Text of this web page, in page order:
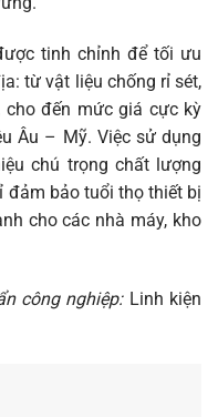
tinh chỉnh để tối ưu
từ vật liệu chống rỉ sét,
cho đến mức giá cực kỳ
Âu – Mỹ. Việc sử dụng
chú trọng chất lượng
đảm bảo tuổi thọ thiết bị
cho các nhà máy, kho
công nghiệp: Linh kiện